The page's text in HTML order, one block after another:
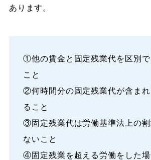
あります。
①他の賃金と固定残業代を区別で
こと
②何時間分の固定残業代が含ま
ること
③固定残業代は労働基準法上の割
ないこと
④固定残業を超える労働をした場